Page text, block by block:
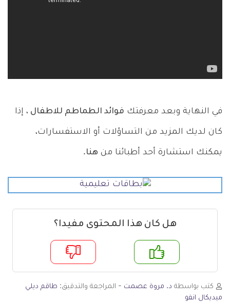
في النهاية وبعد معرفتك فوائد الطماطم للاطفال ، إذا
كان لديك المزيد من التساؤلات أو الاستفسارات،
يمكنك استشارة أحد أطبائنا من هنا.
هل كان هذا المحتوى مفيدا؟
لا
كتب بواسطة د. مروة عصمت - المراجعة والتدقيق: طاقم ديلي
ميديكال انفو